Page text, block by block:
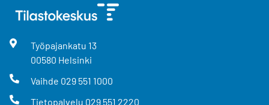
Työpajankatu 13
00580 Helsinki
Vaihde 029 551 1000
Tietopalvelu 029 551 2220